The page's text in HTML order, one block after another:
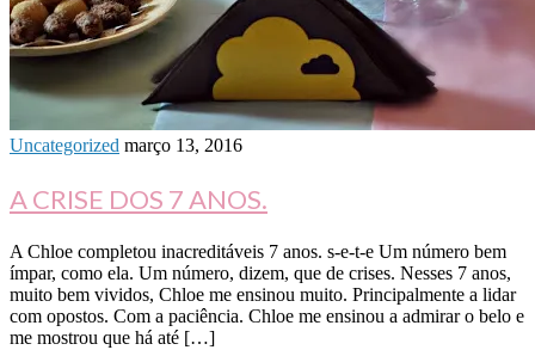
Uncategorized março 13, 2016
A CRISE DOS 7 ANOS.
A Chloe completou inacreditáveis 7 anos. s-e-t-e Um número bem
ímpar, como ela. Um número, dizem, que de crises. Nesses 7 anos,
muito bem vividos, Chloe me ensinou muito. Principalmente a lidar
com opostos. Com a paciência. Chloe me ensinou a admirar o belo e
me mostrou que há até […]